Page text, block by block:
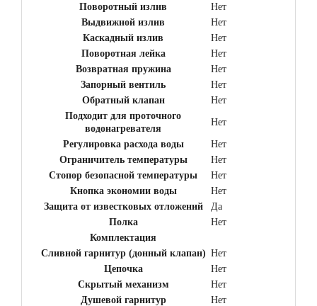
Поворотный излив
Нет
Выдвижной излив
Нет
Каскадный излив
Нет
Поворотная лейка
Нет
Возвратная пружина
Нет
Запорный вентиль
Нет
Обратный клапан
Нет
Подходит для проточного
водонагревателя
Нет
Регулировка расхода воды
Нет
Ограничитель температуры
Нет
Стопор безопасной температуры
Нет
Кнопка экономии воды
Нет
Защита от известковых отложений
Да
Полка
Нет
Комплектация
Сливной гарнитур (донный клапан) Нет
Цепочка
Нет
Скрытый механизм
Нет
Душевой гарнитур
Нет